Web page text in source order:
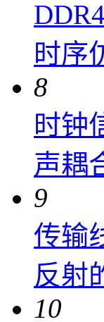
时序
8
时钟
声耦
9
传输
反射
10